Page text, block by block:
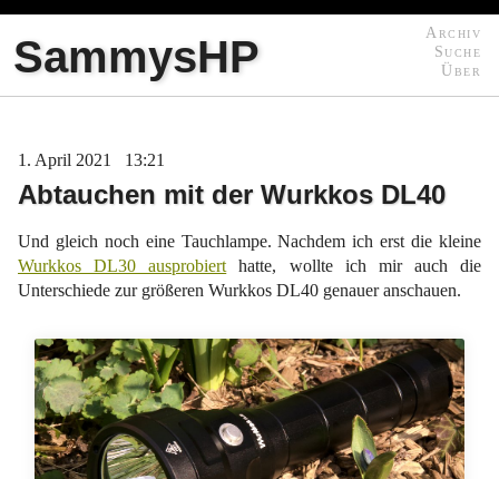
Archiv
Suche
Über
SammysHP
1 April 2021 13:21
Abtauchen mit der Wurkkos DL40
Und gleich noch eine Tauchlampe. Nachdem ich erst die kleine
Wurkkos DL30 ausprobiert hatte, wollte ich mir auch die
Unterschiede zur größeren Wurkkos DL40 genauer anschauen.